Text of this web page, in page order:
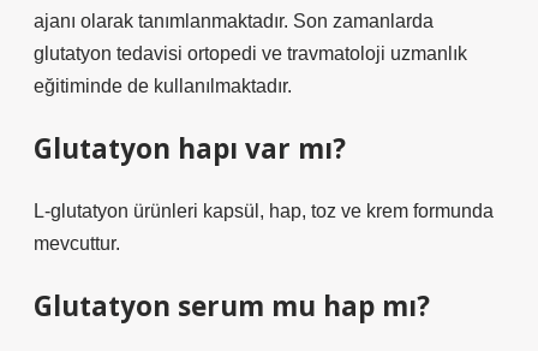
ajanı olarak tanımlanmaktadır. Son zamanlarda
glutatyon tedavisi ortopedi ve travmatoloji uzmanlık
eğitiminde de kullanılmaktadır.
Glutatyon hapı var mı?
L-glutatyon ürünleri kapsül, hap, toz ve krem ​​formunda
mevcuttur.
Glutatyon serum mu hap mı?